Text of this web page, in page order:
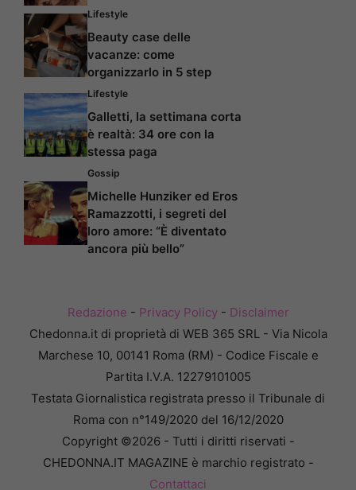
Lifestyle
Beauty case delle
vacanze: come
organizzarlo in 5 step
Lifestyle
Galletti, la settimana corta
è realtà: 34 ore con la
stessa paga
Gossip
Michelle Hunziker ed Eros
Ramazzotti, i segreti del
loro amore: “È diventato
ancora più bello”
Redazione - Privacy Policy- Disclaimer
Chedonna.it di proprietà di WEB 365 SRL - Via Nicola
Marchese 10, 00141 Roma (RM) - Codice Fiscale e
Partita I.V.A. 12279101005
Testata Giornalistica registrata presso il Tribunale di
Roma con n°149/2020 del 16/12/2020
Copyright ©2026 - Tutti i diritti riservati -
CHEDONNA.IT MAGAZINE è marchio registrato -
Contattaci